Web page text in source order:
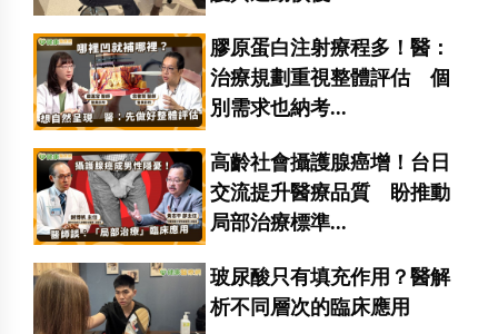
膠原蛋白注射療程多！醫：
治療規劃重視整體評估 個
別需求也納考...
高齡社會攝護腺癌增！台日
交流提升醫療品質 盼推動
局部治療標準...
玻尿酸只有填充作用？醫解
析不同層次的臨床應用